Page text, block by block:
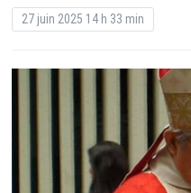
27 juin 2025 14 h 33 min